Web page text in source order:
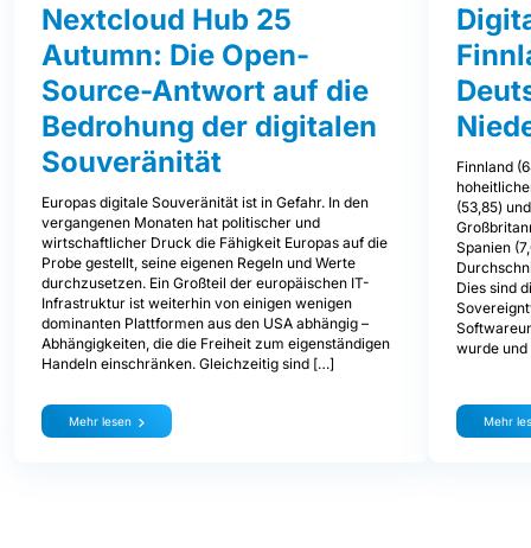
Nextcloud Hub 25
Autumn: Die Open-
Source-Antwort auf die
Bedrohung der digitalen
Souveränität
Europas digitale Souveränität ist in Gefahr. In den
vergangenen Monaten hat politischer und
wirtschaftlicher Druck die Fähigkeit Europas auf die
Probe gestellt, seine eigenen Regeln und Werte
durchzusetzen. Ein Großteil der europäischen IT-
Infrastruktur ist weiterhin von einigen wenigen
dominanten Plattformen aus den USA abhängig –
Abhängigkeiten, die die Freiheit zum eigenständigen
Handeln einschränken. Gleichzeitig sind […]
Mehr lesen
Finnland
(53,85)
Spanien
Dies sind
wurde
Mehr